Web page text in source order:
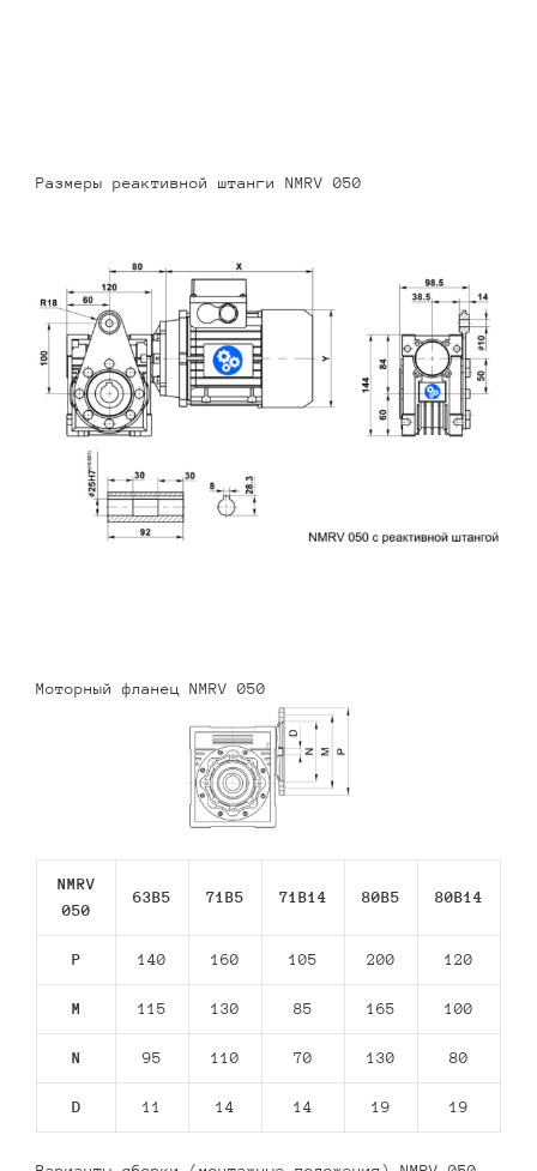
Размеры реактивной штанги NMRV 050
Моторный фланец NMRV 050
NMRV
050
63В5 71В5 71В14 80В5 80В14
P 140 160 105 200 120
M 115 130 85 165 100
N 95 110 70 130 80
D 11 14 14 19 19